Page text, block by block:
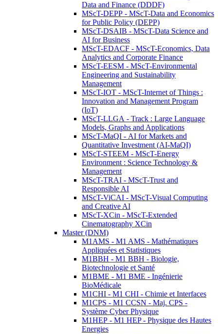
Data and Finance (DDDF)
MScT-DEPP - MScT-Data and Economics
for Public Policy (DEPP)
MScT-DSAIB - MScT-Data Science and
AI for Business
MScT-EDACF - MScT-Economics, Data
Analytics and Corporate Finance
MScT-EESM - MScT-Environmental
Engineering and Sustainability
Management
MScT-IOT - MScT-Internet of Things :
Innovation and Management Program
(IoT)
MScT-LLGA - Track : Large Language
Models, Graphs and Applications
MScT-MaQI - AI for Markets and
Quantitative Investment (AI-MaQI)
MScT-STEEM - MScT-Energy
Environment : Science Technology &
Management
MScT-TRAI - MScT-Trust and
Responsible AI
MScT-ViCAI - MScT-Visual Computing
and Creative AI
MScT-XCin - MScT-Extended
Cinematography XCin
Master (DNM)
M1AMS - M1 AMS - Mathématiques
Appliquées et Statistiques
M1BBH - M1 BBH - Biologie,
Biotechnologie et Santé
M1BME - M1 BME - Ingénierie
BioMédicale
M1CHI - M1 CHI - Chimie et Interfaces
M1CPS - M1 CCSN - Maj. CPS -
Système Cyber Physique
M1HEP - M1 HEP - Physique des Hautes
Energies